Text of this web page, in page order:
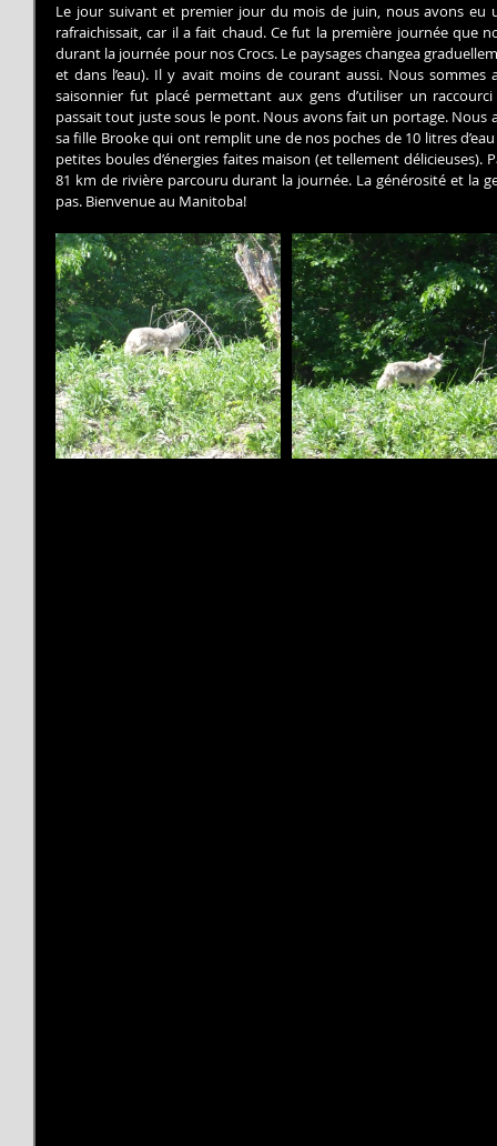
Le jour suivant et premier jour du mois de juin, nous avons
rafraichissait, car il a fait chaud. Ce fut la première journée que
durant la journée pour nos Crocs. Le paysages changea
et dans l’eau). Il y avait moins de courant aussi. Nous
saisonnier fut placé permettant aux gens d’utiliser un
passait tout juste sous le pont. Nous avons fait un portage. Nous
sa fille Brooke qui ont remplit une de nos poches de 10 litres
petites boules d’énergies faites maison (et tellement
81 km de rivière parcouru durant la journée. La générosité et la
pas. Bienvenue au Manitoba!